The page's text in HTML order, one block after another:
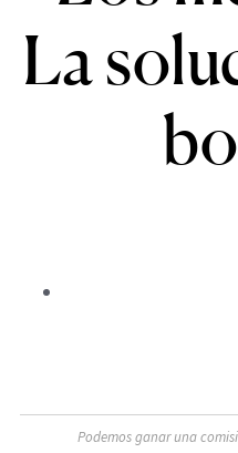
La
Podemos ganar una